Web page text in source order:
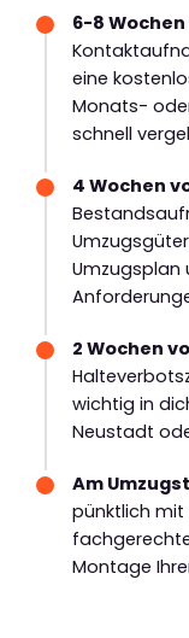
6-8
eine
Monats-
schnell
4 Wochen
Umzugsplan
2 Wochen
wichtig in
Neustadt
Am
pünktlich mit
Montage